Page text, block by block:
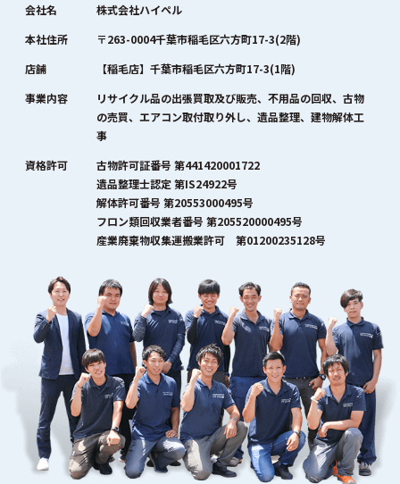
会社名
株式会社ハイペル
本社住所
〒263-0004千葉市稲毛区六方町17-3(2階)
店舗
【稲毛店】千葉市稲毛区六方町17-3(1階)
事業内容
リサイクル品の出張買取及び販売、不用品の回収、古物
の売買、エアコン取付取り外し、遺品整理、建物解体工
事
資格許可
古物許可証番号 第441420001722
遺品整理士認定 第IS24922号
解体許可番号 第20553000495号
フロン類回収業者番号 第205520000495号
産業廃棄物収集運搬業許可 第01200235128号